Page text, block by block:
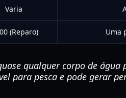
Varia
(Reparo) Uma
qualquer corpo de
para pesca e pode gerar